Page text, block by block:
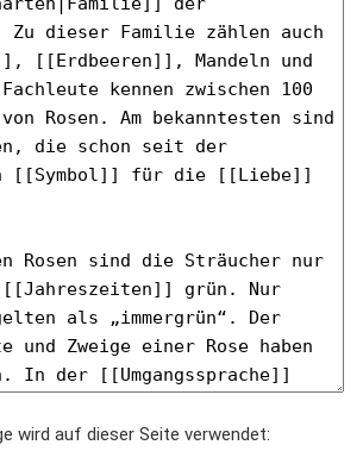
wird auf dieser Seite verwendet: